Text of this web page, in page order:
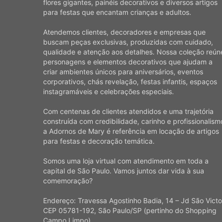
flores gigantes, painéis decorativos e diversos artigos
para festas que encantam crianças e adultos.
Atendemos clientes, decoradores e empresas que
buscam peças exclusivas, produzidas com cuidado,
qualidade e atenção aos detalhes. Nossa coleção
personagens e elementos decorativos que ajudam a
criar ambientes únicos para aniversários, eventos
corporativos, chás revelação, festas infantis, espaços
instagramáveis e celebrações especiais.
Com centenas de clientes atendidos e uma trajetória
construída com credibilidade, carinho e
a Adornos de Mary é referência em locação de artigos
para festas e decoração temática.
Somos uma loja virtual com atendimento em toda a
capital de São Paulo. Vamos juntos dar vida à sua
comemoração?
Endereço: Travessa Agostinho Badia, 14 – Jd São
CEP 05781-192, São Paulo/SP (pertinho do Shopping